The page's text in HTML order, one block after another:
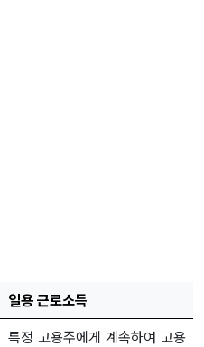
일용 근로소득
특정 고용주에게 계속하여 고용